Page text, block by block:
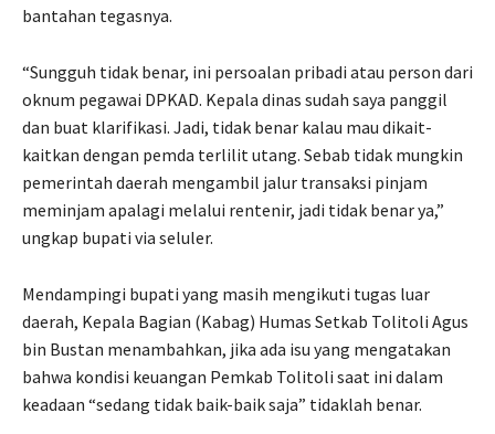
bantahan tegasnya.
“Sungguh tidak benar, ini persoalan pribadi atau person dari
oknum pegawai DPKAD. Kepala dinas sudah saya panggil
dan buat klarifikasi. Jadi, tidak benar kalau mau dikait-
kaitkan dengan pemda terlilit utang. Sebab tidak mungkin
pemerintah daerah mengambil jalur transaksi pinjam
meminjam apalagi melalui rentenir, jadi tidak benar ya,”
ungkap bupati via seluler.
Mendampingi bupati yang masih mengikuti tugas luar
daerah, Kepala Bagian (Kabag) Humas Setkab Tolitoli Agus
bin Bustan menambahkan, jika ada isu yang mengatakan
bahwa kondisi keuangan Pemkab Tolitoli saat ini dalam
keadaan “sedang tidak baik-baik saja” tidaklah benar.